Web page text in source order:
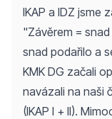
IKAP a IDZ jsme
"Závěrem =
snad podařilo a
KMK DG začali
navázali na naši
(IKAP I + II).